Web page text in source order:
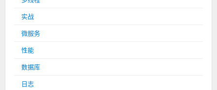
实战
微服务
性能
数据库
日志